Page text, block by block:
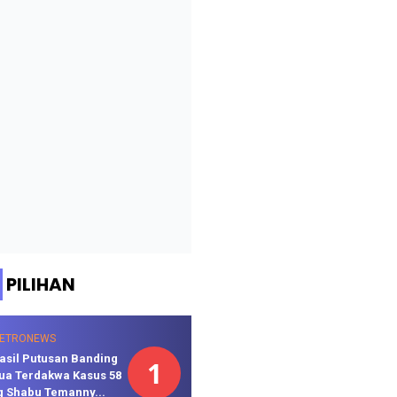
PILIHAN
Putusan Banding
Terdakwa Kasus 58
Shabu Temanny...
1